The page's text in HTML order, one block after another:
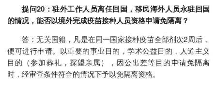
提问20：驻外工作人员离任回国，移民海外人员永驻回国
的情况，能否以境外完成疫苗接种人员资格申请免隔离？
答：无关国籍，凡是在同一国家接种疫苗全部剂次2周后，
便可进行申请。以重要的事业目的，学术公益目的，人道主义
目的（参加葬礼，探望亲属），因公出差等目的申请免隔离
时，经审查条件符合的情况下予以免隔离资格。